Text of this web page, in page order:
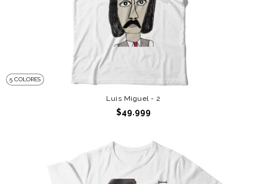
5 COLORES
Luis Miguel - 2
$49.999